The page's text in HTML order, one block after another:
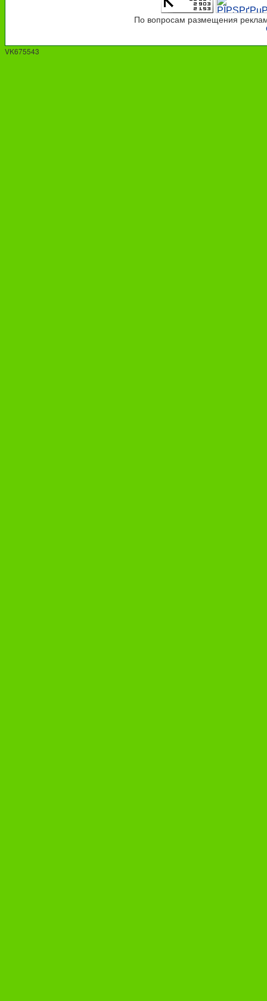
По вопросам размещения
VK675543